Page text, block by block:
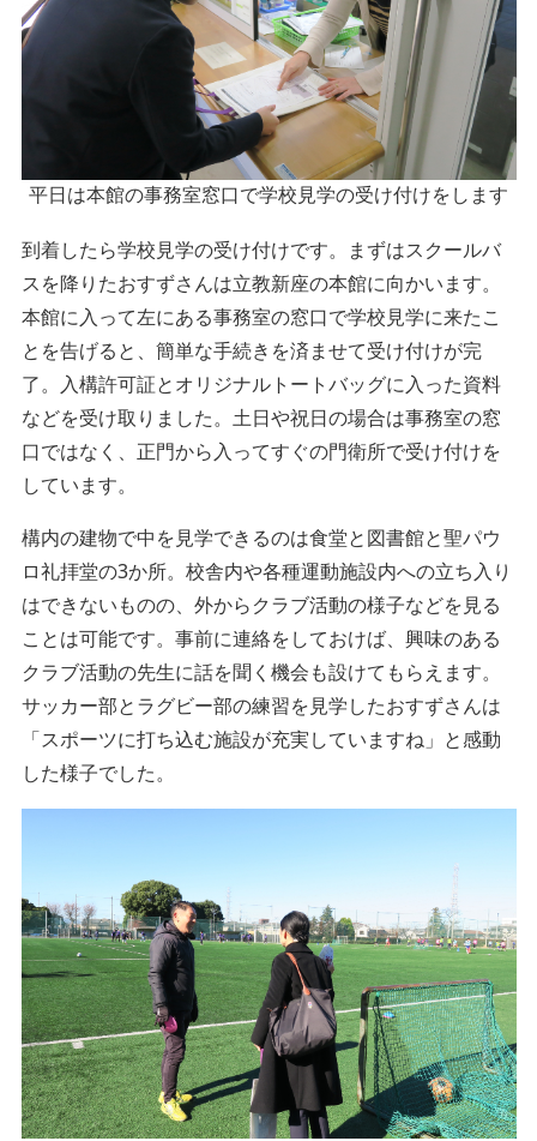
平日は本館の事務室窓口で学校見学の受け付けをします
到着したら学校見学の受け付けです。まずはスクールバ
スを降りたおすずさんは立教新座の本館に向かいます。
本館に入って左にある事務室の窓口で学校見学に来たこ
とを告げると、簡単な手続きを済ませて受け付けが完
了。入構許可証とオリジナルトートバッグに入った資料
などを受け取りました。土日や祝日の場合は事務室の窓
口ではなく、正門から入ってすぐの門衛所で受け付けを
しています。
構内の建物で中を見学できるのは食堂と図書館と聖パウ
ロ礼拝堂の3か所。校舎内や各種運動施設内への立ち入り
はできないものの、外からクラブ活動の様子などを見る
ことは可能です。事前に連絡をしておけば、興味のある
クラブ活動の先生に話を聞く機会も設けてもらえます。
サッカー部とラグビー部の練習を見学したおすずさんは
「スポーツに打ち込む施設が充実していますね」と感動
した様子でした。